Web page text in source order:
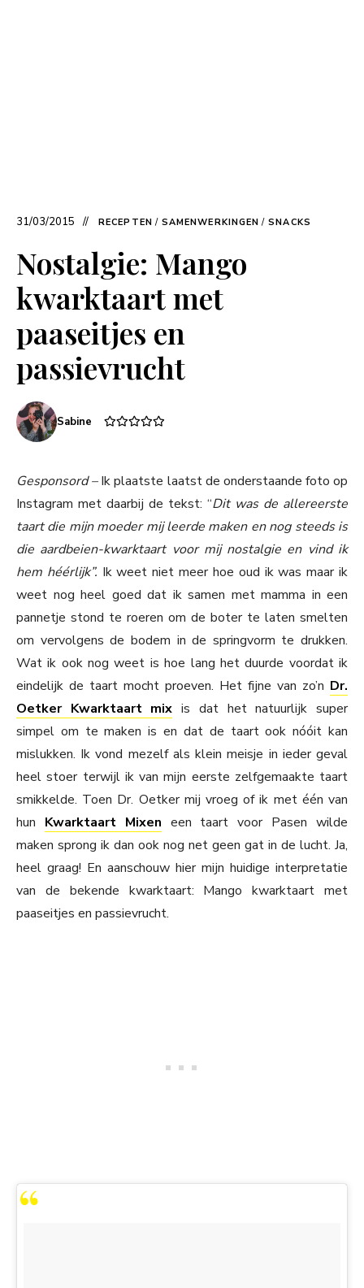
31/03/2015 RECEPTEN / SAMENWERKINGEN / SNACKS
Nostalgie: Mango
kwarktaart met
paaseitjes en
passievrucht
Sabine
Gesponsord –Ik plaatste laatst de onderstaande foto op
Instagram met daarbij de tekst: “Dit was de allereerste
taart die mijn moeder mij leerde maken en nog steeds is
die aardbeien-kwarktaart voor mij nostalgie en vind ik
hem héérlijk”. Ik weet niet meer hoe oud ik was maar ik
weet nog heel goed dat ik samen met mamma in een
pannetje stond te roeren om de boter te laten smelten
om vervolgens de bodem in de springvorm te drukken.
Wat ik ook nog weet is hoe lang het duurde voordat ik
eindelijk de taart mocht proeven. Het fijne van zo’n Dr.
Oetker Kwarktaart mix is dat het natuurlijk super
simpel om te maken is en dat de taart ook nóóit kan
mislukken. Ik vond mezelf als klein meisje in ieder geval
heel stoer terwijl ik van mijn eerste zelfgemaakte taart
smikkelde. Toen Dr. Oetker mij vroeg of ik met één van
hun Kwarktaart Mixen een taart voor Pasen wilde
maken sprong ik dan ook nog net geen gat in de lucht. Ja,
heel graag! En aanschouw hier mijn huidige interpretatie
van de bekende kwarktaart: Mango kwarktaart met
paaseitjes en passievrucht.